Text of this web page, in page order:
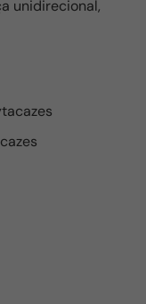
unidirecional,